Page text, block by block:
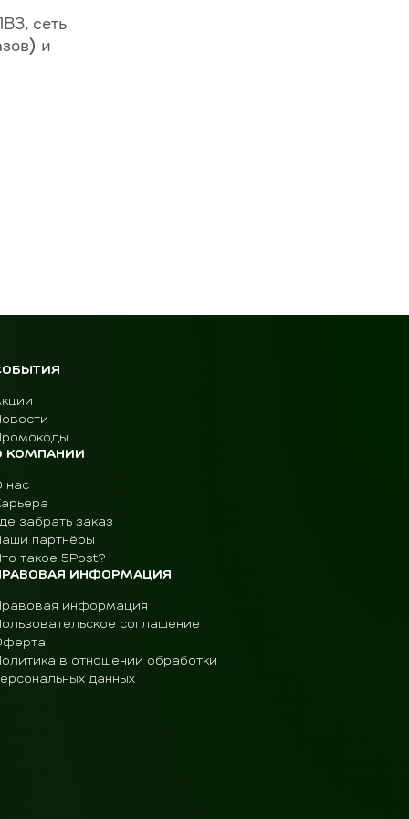
сеть
и
КОМПАНИИ
нас
забрать заказ
партнёры
такое 5Post?
ИНФОРМАЦИЯ
информация
соглашение
в отношении обработки
данных